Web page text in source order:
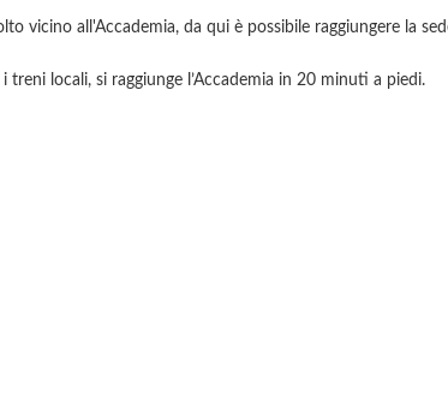
vicino all'Accademia, da qui è possibile raggiungere la
treni locali, si raggiunge l’Accademia in 20 minuti a piedi.